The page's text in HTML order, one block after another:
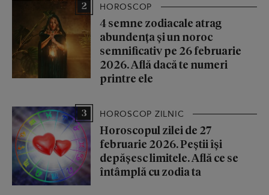
2 HOROSCOP
4 semne zodiacale atrag
abundența și un noroc
semnificativ pe 26 februarie
2026. Află dacă te numeri
printre ele
3 HOROSCOP ZILNIC
Horoscopul zilei de 27
februarie 2026. Peștii își
depășesc limitele. Află ce se
întâmplă cu zodia ta